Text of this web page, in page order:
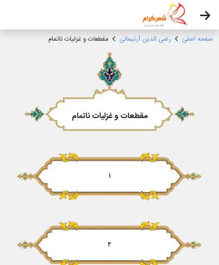
صفحه اصلی رضی الدین آرتیمانی مقطعات و غزلیات ناتمام
مقطعات و غزلیات ناتمام
۱
۲